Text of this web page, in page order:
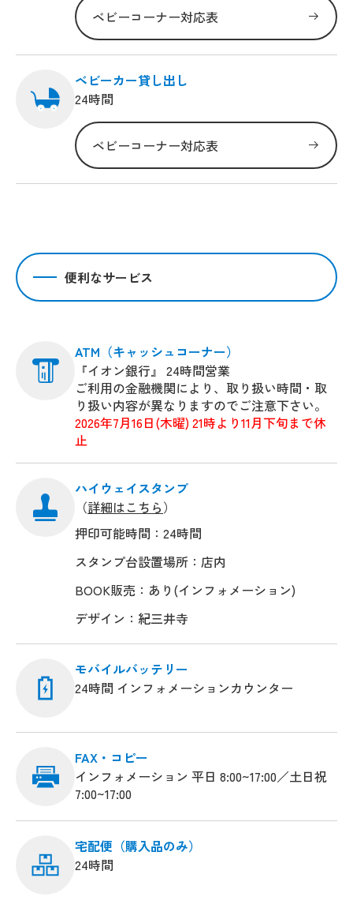
ベビーコーナー対応表
ベビーカー貸し出し
24時間
ベビーコーナー対応表
便利なサービス
ATM（キャッシュコーナー）
『イオン銀行』 24時間営業
ご利用の金融機関により、取り扱い時間・取
り扱い内容が異なりますのでご注意下さい。
2026年7月16日(木曜) 21時より11月下旬まで休
止
ハイウェイスタンプ
（詳細はこちら）
押印可能時間：24時間
スタンプ台設置場所：店内
BOOK販売：あり(インフォメーション)
デザイン：紀三井寺
モバイルバッテリー
24時間 インフォメーションカウンター
FAX・コピー
インフォメーション 平日 8:00~17:00／土日祝
7:00~17:00
宅配便（購入品のみ）
24時間